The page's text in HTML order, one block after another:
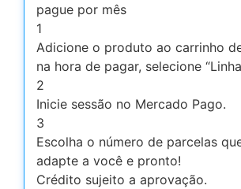
pague por mês
1
Adicione o produto ao carrinho
na hora de pagar, selecione
2
Inicie sessão no Mercado Pago.
3
Escolha o número de parcelas
adapte a você e pronto!
Crédito sujeito a aprovação.